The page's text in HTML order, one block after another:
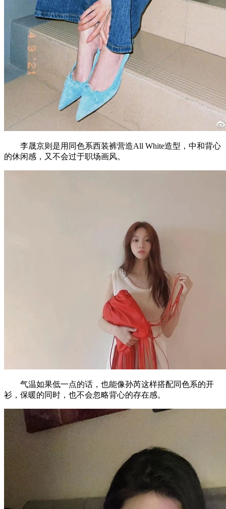
李晟京则是用同色系西装裤营造All White造型，中和背心
的休闲感，又不会过于职场画风。
气温如果低一点的话，也能像孙芮这样搭配同色系的开
衫，保暖的同时，也不会忽略背心的存在感。